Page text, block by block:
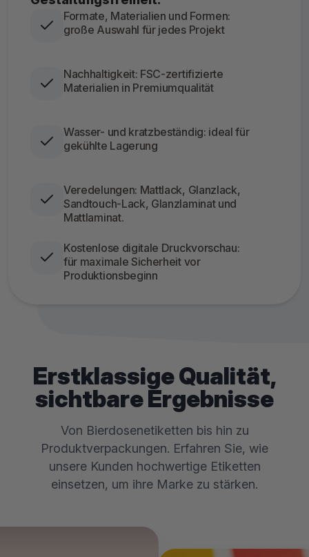
Formate, Materialien und Formen:
große Auswahl für jedes Projekt
Nachhaltigkeit: FSC-zertifizierte
Materialien in Premiumqualität
Wasser- und kratzbeständig: ideal für
gekühlte Lagerung
Veredelungen: Mattlack, Glanzlack,
Sandtouch-Lack, Glanzlaminat und
Mattlaminat.
Kostenlose digitale Druckvorschau:
für maximale Sicherheit vor
Produktionsbeginn
Erstklassige Qualität,
sichtbare Ergebnisse
Von Bierdosenetiketten bis hin zu
Produktverpackungen. Erfahren Sie, wie
unsere Kunden hochwertige Etiketten
einsetzen, um ihre Marke zu stärken.